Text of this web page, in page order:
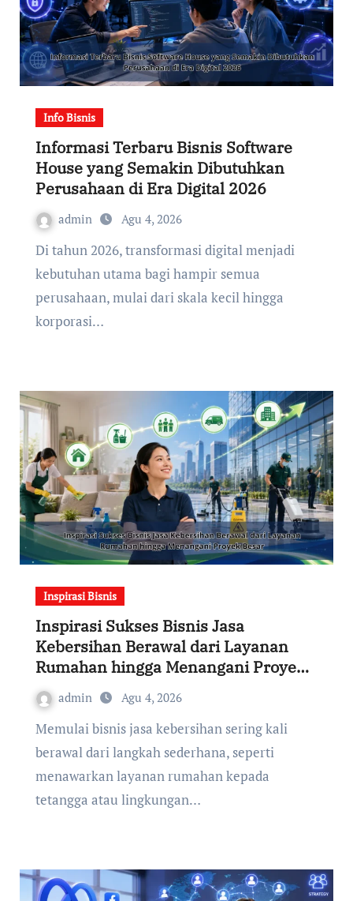
Info Bisnis
Informasi Terbaru Bisnis Software
House yang Semakin Dibutuhkan
Perusahaan di Era Digital 2026
admin Agu 4, 2026
Di tahun 2026, transformasi digital menjadi
kebutuhan utama bagi hampir semua
perusahaan, mulai dari skala kecil hingga
korporasi…
Inspirasi Bisnis
Inspirasi Sukses Bisnis Jasa
Kebersihan Berawal dari Layanan
Rumahan hingga Menangani Proyek
Besaradmin Agu 4, 2026
Memulai bisnis jasa kebersihan sering kali
berawal dari langkah sederhana, seperti
menawarkan layanan rumahan kepada
tetangga atau lingkungan…